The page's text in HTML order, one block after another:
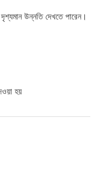
দৃশ্যমান উন্নতি দেখতে পারেন।
হয়